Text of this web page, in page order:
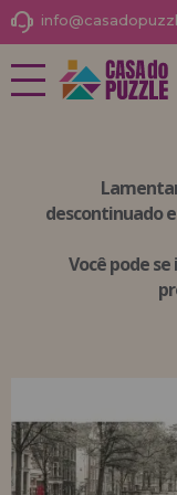
NOVIDADES
PUZZLES
PUZZLES
PUZZLES
PUZZLES
JOGOS DE
descontinuadoe
Você pode